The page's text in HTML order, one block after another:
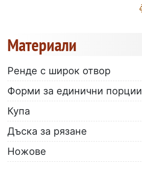
Материали
Ренде с широк отвор
Форми за единични порции
Купа
Дъска за рязане
Ножове